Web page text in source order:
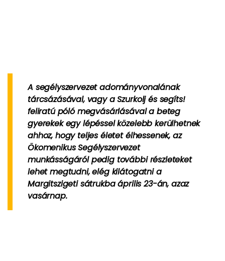
A segélyszervezet adományvonalának
tárcsázásával, vagy a Szurkolj és segíts!
feliratú póló megvásárlásával a beteg
gyerekek egy lépéssel közelebb kerülhetnek
ahhoz, hogy teljes életet élhessenek, az
Ökomenikus Segélyszervezet
munkásságáról pedig további részleteket
lehet megtudni, elég kilátogatni a
Margitszigeti sátrukba április 23-án, azaz
vasárnap.